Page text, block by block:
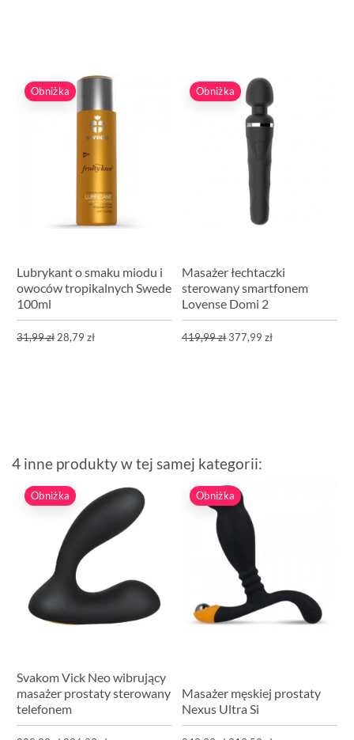
Obniżka
Lubrykant o smaku miodu i
owoców tropikalnych Swede
100ml
31,99 zł 28,79 zł
Obniżka
Masażer łechtaczki
sterowany smartfonem
Lovense Domi 2
419,99 zł377,99 zł
4 inne produkty w tej samej kategorii:
Obniżka
Svakom Vick Neo wibrujący
masażer prostaty sterowany
telefonem
Obniżka
Masażer męskiej prostaty
Nexus Ultra Si